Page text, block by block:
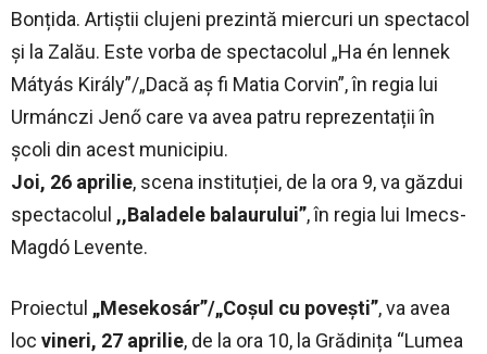
Bonțida. Artiștii clujeni prezintă miercuri un spectacol
și la Zalău. Este vorba de spectacolul „Ha én lennek
Mátyás Király”/„Dacă aș fi Matia Corvin”, în regia lui
Urmánczi Jenő care va avea patru reprezentații în
școli din acest municipiu.
Joi, 26 aprilie, scena instituției, de la ora 9, va găzdui
spectacolul ,,Baladele balaurului”, în regia lui Imecs-
Magdó Levente.
Proiectul „Mesekosár”/„Coșul cu povești”, va avea
loc vineri, 27 aprilie, de la ora 10, la Grădinița “Lumea